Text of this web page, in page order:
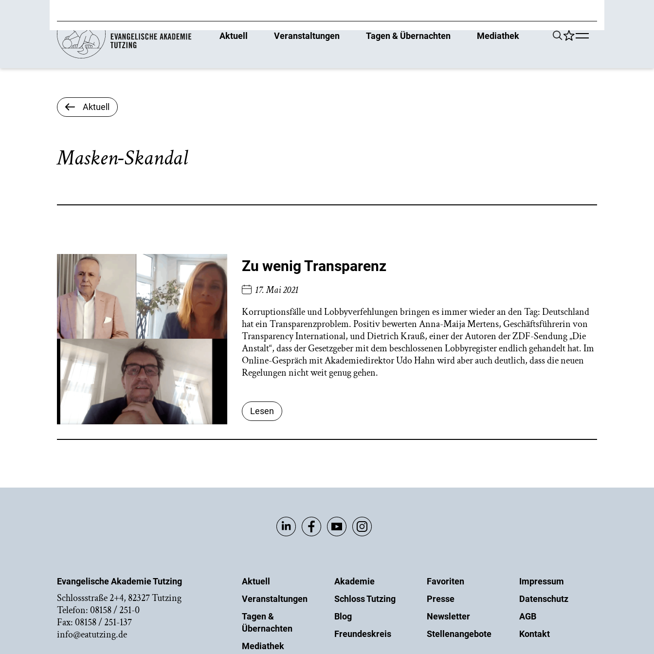
Aktuell Veranstaltungen Tagen & Übernachten Mediathek
Aktuell
Masken-Skandal
Zu wenig Transparenz
17. Mai 2021
Korruptionsfälle und Lobbyverfehlungen bringen es immer wieder an den Tag: Deutschland
hat ein Transparenzproblem. Positiv bewerten Anna-Maija Mertens, Geschäftsführerin von
Transparency International, und Dietrich Krauß, einer der Autoren der ZDF-Sendung „Die
Anstalt“, dass der Gesetzgeber mit dem beschlossenen Lobbyregister endlich gehandelt hat. Im
Online-Gespräch mit Akademiedirektor Udo Hahn wird aber auch deutlich, dass die neuen
Regelungen nicht weit genug gehen.
Lesen
Evangelische Akademie Tutzing
Schlossstraße 2+4, 82327 Tutzing
Telefon: 08158 / 251-0
Fax: 08158 / 251-137
info@eatutzing.de
Aktuell
Veranstaltungen
Tagen &
Übernachten
Mediathek
Akademie
Schloss Tutzing
Blog
Freundeskreis
Favoriten
Presse
Newsletter
Stellenangebote
Impressum
Datenschutz
AGB
Kontakt